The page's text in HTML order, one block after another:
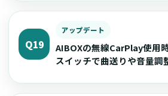
Q19
アップデート
AIBOXの無線CarPlay使用
スイッチで曲送りや音量調